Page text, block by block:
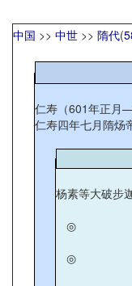
中国 >> 中世 >> 隋代(
仁寿（601年正月
仁寿四年七月隋炀
杨素等大破步
◎
◎